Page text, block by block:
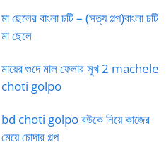
মা ছেলের বাংলা চটি – (সত্য গল্প)বাংলা চটি
মা ছেলে
মায়ের গুদে মাল ফেলার সুখ 2 machele
choti golpo
bd choti golpo বউকে নিয়ে কাজের
মেয়ে চোদার গল্প